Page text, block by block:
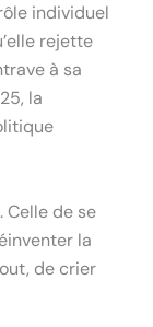
individuel
rejette
à sa
la
Celle de se
la
de crier